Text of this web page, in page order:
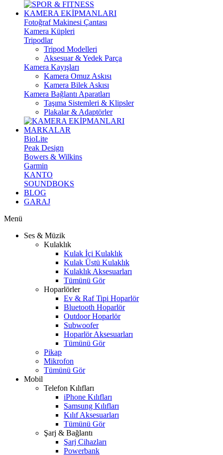
KAMERA EKİPMANLARI
Fotoğraf Makinesi Çantası
Kamera Küpleri
Tripodlar
Tripod Modelleri
Aksesuar & Yedek Parça
Kamera Kayışları
Kamera Omuz Askısı
Kamera Bilek Askısı
Kamera Bağlantı Aparatları
Taşıma Sistemleri & Klipsler
Plakalar & Adaptörler
MARKALAR
BioLite
Peak Design
Bowers & Wilkins
Garmin
KANTO
SOUNDBOKS
BLOG
GARAJ
Menü
Ses & Müzik
Kulaklık
Kulak İçi Kulaklık
Kulak Üstü Kulaklık
Kulaklık Aksesuarları
Tümünü Gör
Hoparlörler
Ev & Raf Tipi Hoparlör
Bluetooth Hoparlör
Outdoor Hoparlör
Subwoofer
Hoparlör Aksesuarları
Tümünü Gör
Pikap
Mikrofon
Tümünü Gör
Mobil
Telefon Kılıfları
iPhone Kılıfları
Samsung Kılıfları
Kılıf Aksesuarları
Tümünü Gör
Şarj & Bağlantı
Şarj Cihazları
Powerbank